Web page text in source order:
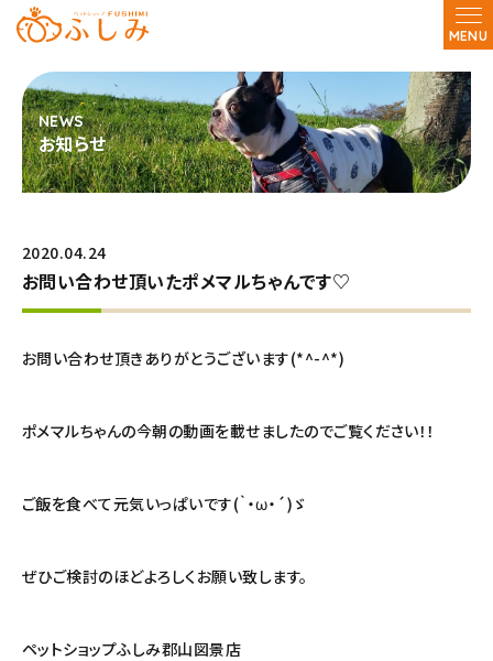
MENU
お知らせ
2020.04.24
お問い合わせ頂いたポメマルちゃんです♡
お問い合わせ頂きありがとうございます(*^-^*)
ポメマルちゃんの今朝の動画を載せましたのでご覧ください！！
ご飯を食べて元気いっぱいです(｀・ω・´)ゞ
ぜひご検討のほどよろしくお願い致します。
ペットショップふしみ郡山図景店